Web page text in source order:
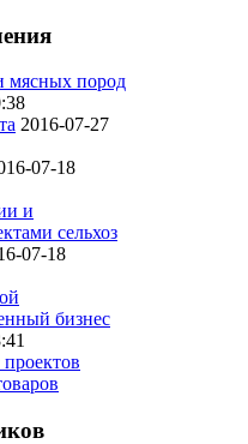
мясных пород
2016-07-27
07-18
и
сельхоз
07-18
бизнес